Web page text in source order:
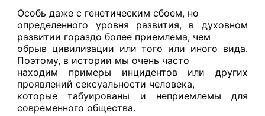
Особь даже с генетическим сбоем, но
определенного уровня развития, в духовном
развитии гораздо более приемлема, чем
обрыв цивилизации или того или иного вида.
Поэтому, в истории мы очень часто
находим примеры инцидентов или других
проявлений сексуальности человека,
которые табуированы и неприемлемы для
современного общества.